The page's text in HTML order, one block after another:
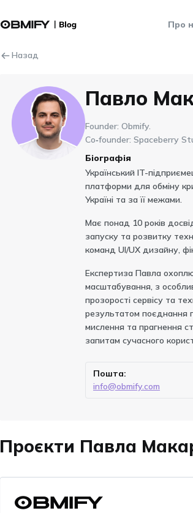
Про
Назад
Павло
Founder: Obmify.
Co‑founder: Spaceberry
Біографія
Український IT-
платформи для обміну
Україні та за її межами.
Має понад 10 років
запуску та розвитку
команд UI/UX дизайну,
Експертиза Павла
масштабування, з
прозорості сервісу та
результатом поєднання
мислення та прагнення
запитам сучасного
Пошта:
info@obmify.com
Проєкти Павла